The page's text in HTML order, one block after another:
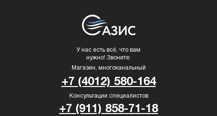
У нас есть всё, что вам
нужно! Звоните:
Магазин, многоканальный
Консультации специалистов
+7 (911) 858-71-18
+7 (4012) 580-164